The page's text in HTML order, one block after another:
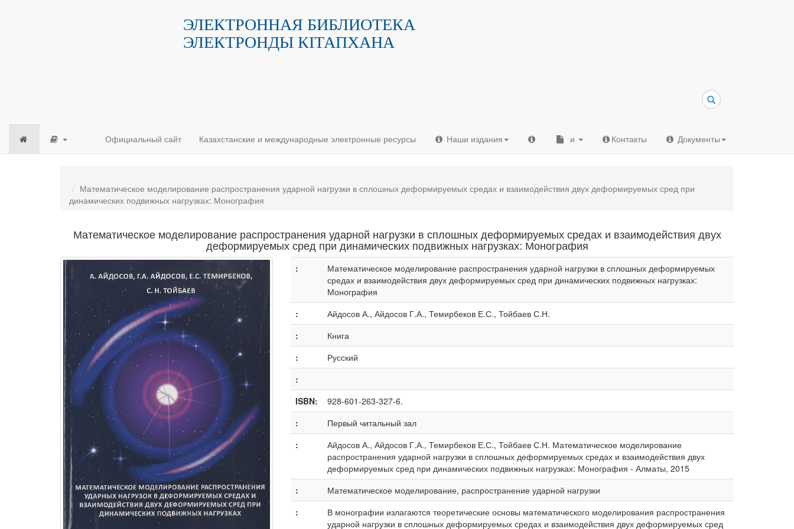
ЭЛЕКТРОННАЯ БИБЛИОТЕКА
ЭЛЕКТРОНДЫ КIТАПХАНА
Официальный сайт Казахстанские и международные электронные ресурсы Наши издания и Контакты Документы
Математическое моделирование распространения ударной нагрузки в сплошных деформируемых средах и взаимодействия двух деформируемых сред при
динамических подвижных нагрузках: Монография
Математическое моделирование распространения ударной нагрузки в сплошных деформируемых средах и взаимодействия двух
деформируемых сред при динамических подвижных нагрузках: Монография
:
Математическое моделирование распространения ударной нагрузки в сплошных деформируемых
средах и взаимодействия двух деформируемых сред при динамических подвижных нагрузках:
Монография
:
Айдосов А., Айдосов Г.А., Темирбеков Е.С., Тойбаев С.Н.
:
Книга
:
Русский
:
ISBN:
928-601-263-327-6.
:
Первый читальный зал
:
Айдосов А., Айдосов Г.А., Темирбеков Е.С., Тойбаев С.Н. Математическое моделирование
распространения ударной нагрузки в сплошных деформируемых средах и взаимодействия двух
деформируемых сред при динамических подвижных нагрузках: Монография - Алматы, 2015
:
Математическое моделирование, распространение ударной нагрузки
:
В монографии излагаются теоретические основы математического моделирования распространения
ударной нагрузки в сплошных деформируемых средах и взаимодействия двух деформируемых сред